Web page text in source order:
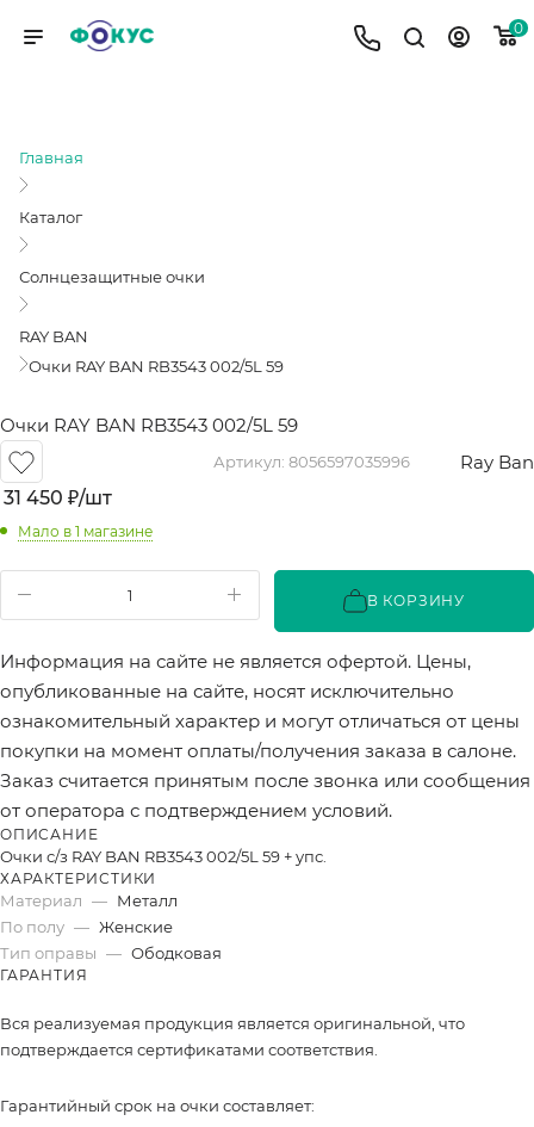
0
Главная
Каталог
Солнцезащитные очки
RAY BAN
Очки RAY BAN RB3543 002/5L 59
Очки RAY BAN RB3543 002/5L 59
Артикул: 8056597035996
Ray Ban
31 450 ₽/шт
Мало в 1 магазине
В КОРЗИНУ
Информация на сайте не является офертой. Цены,
опубликованные на сайте, носят исключительно
ознакомительный характер и могут отличаться от цены
покупки на момент оплаты/получения заказа в салоне.
Заказ считается принятым после звонка или сообщения
от оператора с подтверждением условий.
ОПИСАНИЕ
Очки с/з RAY BAN RB3543 002/5L 59 + упс.
ХАРАКТЕРИСТИКИ
Материал — Металл
По полу — Женские
Тип оправы — Ободковая
ГАРАНТИЯ
Вся реализуемая продукция является оригинальной, что
подтверждается сертификатами соответствия.
Гарантийный срок на очки составляет: